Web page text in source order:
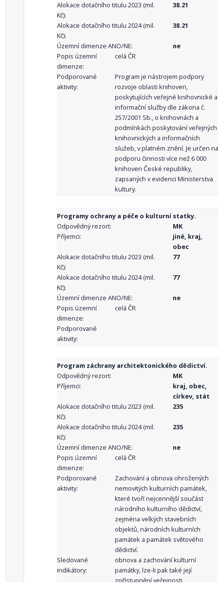
Alokace dotačního titulu 2023 (mil.
Kč):
38.21
Alokace dotačního titulu 2024 (mil.
Kč):
38.21
Územní dimenze ANO/NE:
ne
Popis územní
dimenze:
celá ČR
Podporované
aktivity:
Program je nástrojem podpory
rozvoje oblasti knihoven,
poskytujících veřejné knihovnické a
informační služby dle zákona č.
257/2001 Sb., o knihovnách a
podmínkách poskytování veřejných
knihovnických a informačních
služeb, v platném znění. Je určen na
podporu činnosti více než 6 000
knihoven České republiky,
zapsaných v evidenci Ministerstva
kultury.
Programy ochrany a péče o kulturní statky.
Odpovědný rezort:
MK
Příjemci:
jiné, kraj,
obec
Alokace dotačního titulu 2023 (mil.
Kč):
77
Alokace dotačního titulu 2024 (mil.
Kč):
77
Územní dimenze ANO/NE:
ne
Popis územní
dimenze:
celá ČR
Podporované
aktivity:
Program záchrany architektonického dědictví.
Odpovědný rezort:
MK
Příjemci:
kraj, obec,
církev, stát
Alokace dotačního titulu 2023 (mil.
Kč):
235
Alokace dotačního titulu 2024 (mil.
Kč):
235
Územní dimenze ANO/NE:
ne
Popis územní
dimenze:
celá ČR
Podporované
aktivity:
Zachování a obnova ohrožených
nemovitých kulturních památek,
které tvoří nejcennější součást
národního kulturního dědictví,
zejména velkých stavebních
objektů, národních kulturních
památek a památek světového
dědictví.
Sledované
indikátory:
obnova a zachování kulturní
památky, lze-li pak také její
zpřístupnění veřejnosti